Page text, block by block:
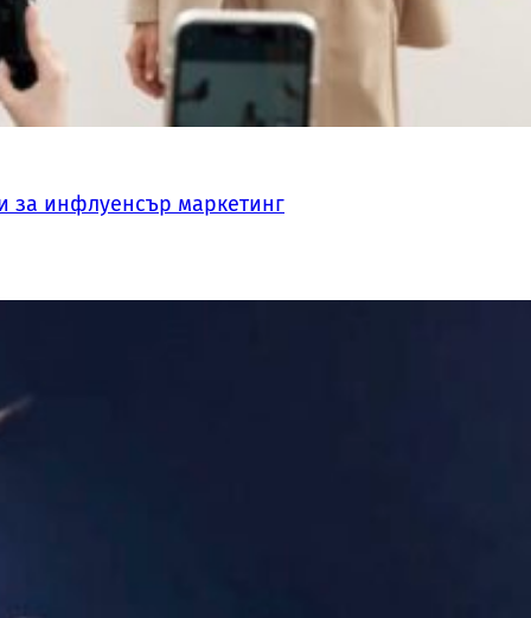
за инфлуенсър маркетинг